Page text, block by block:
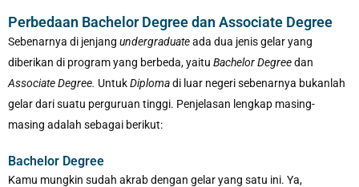
Perbedaan Bachelor Degree dan Associate Degree
Sebenarnya di jenjang undergraduateada dua jenis gelar yang
diberikan di program yang berbeda, yaitu Bachelor Degreedan
Associate Degree. UntukDiplomadi luar negeri sebenarnya bukanlah
gelar dari suatu perguruan tinggi. Penjelasan lengkap masing-
masing adalah sebagai berikut:
Bachelor Degree
Kamu mungkin sudah akrab dengan gelar yang satu ini. Ya,